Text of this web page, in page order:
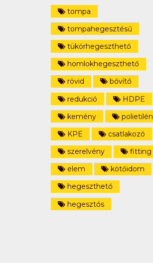
tompa
tompahegesztésű
tükörhegeszthető
homlokhegeszthető
rövid
bővítő
redukció
HDPE
kemény
polietilén
KPE
csatlakozó
szerelvény
fitting
elem
kötőidom
hegeszthető
hegesztős